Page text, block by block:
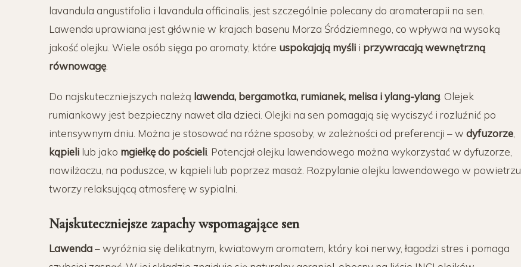
lavandula angustifolia i lavandula officinalis, jestszczególnie polecany do aromaterapii na sen
Lawenda uprawiana jest głównie w krajach basenu Morza Śródziemnego, co wpływa na wysoką
jakość olejku . Wiele osób sięga po aromaty, które uspokajają myśli i przywracają wewnętrzną
równowagę.
Do najskuteczniejszych należą lawenda, bergamotka, rumianek, melisa iylang-ylang Olejek
rumiankowy jest bezpieczny nawet dla dzieci. Olejki na sen pomagają sięwyciszyć i rozluźnić po
intensywnym dniu. Można je stosować na różne sposoby, w zależności od preferencji – w dyfuzorze
kąpieli lub jako mgiełkę do pościeli . Potencjał olejku lawendowego można wykorzystać w dyfuzorze,
nawilżaczu, na poduszce, w kąpieli lub poprzez masaż . Rozpylanie olejku lawendowego w powietrzu
tworzy relaksującą atmosferę w sypialni.
Najskuteczniejsze zapachywspomagające sen
Lawenda– wyróżnia się delikatnym, kwiatowym aromatem, który koi nerwy, łagodzi stres i pomaga